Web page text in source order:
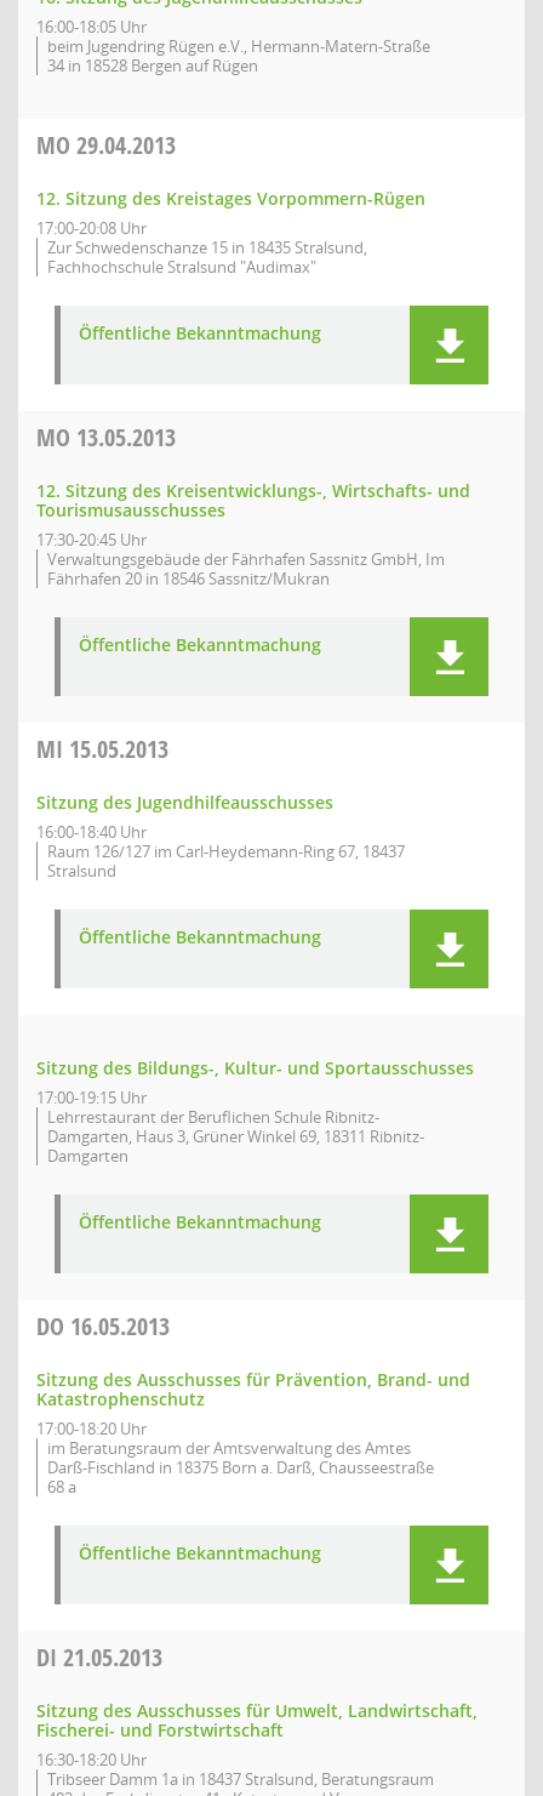
16:00-18:05 Uhr
beim Jugendring Rügen e.V., Hermann-Matern-Straße
34 in 18528 Bergen auf Rügen
MO 29.04.2013
12. Sitzung des Kreistages Vorpommern-Rügen
17:00-20:08 Uhr
Zur Schwedenschanze 15 in 18435 Stralsund,
Fachhochschule Stralsund "Audimax"
Öffentliche Bekanntmachung
MO 13.05.2013
12. Sitzung des Kreisentwicklungs-, Wirtschafts- und
Tourismusausschusses
17:30-20:45 Uhr
Verwaltungsgebäude der Fährhafen Sassnitz GmbH, Im
Fährhafen 20 in 18546 Sassnitz/Mukran
Öffentliche Bekanntmachung
MI 15.05.2013
Sitzung des Jugendhilfeausschusses
16:00-18:40 Uhr
Raum 126/127 im Carl-Heydemann-Ring 67, 18437
Stralsund
Öffentliche Bekanntmachung
Sitzung des Bildungs-, Kultur- und Sportausschusses
17:00-19:15 Uhr
Lehrrestaurant der Beruflichen Schule Ribnitz-
Damgarten, Haus 3, Grüner Winkel 69, 18311 Ribnitz-
Damgarten
Öffentliche Bekanntmachung
DO 16.05.2013
Sitzung des Ausschusses für Prävention, Brand- und
Katastrophenschutz
17:00-18:20 Uhr
im Beratungsraum der Amtsverwaltung des Amtes
Darß-Fischland in 18375 Born a. Darß, Chausseestraße
68 a
Öffentliche Bekanntmachung
DI 21.05.2013
Sitzung des Ausschusses für Umwelt, Landwirtschaft,
Fischerei- und Forstwirtschaft
16:30-18:20 Uhr
Tribseer Damm 1a in 18437 Stralsund, Beratungsraum